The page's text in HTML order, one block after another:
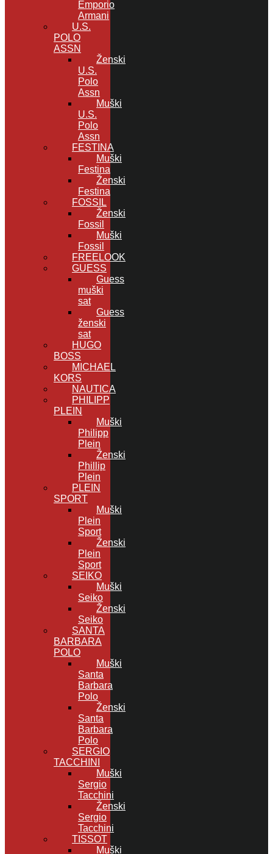
Emporio
Armani
U.S.
POLO
ASSN
Ženski
U.S.
Polo
Assn
Muški
U.S.
Polo
Assn
FESTINA
Muški
Festina
Ženski
Festina
FOSSIL
Ženski
Fossil
Muški
Fossil
FREELOOK
GUESS
Guess
muški
sat
Guess
ženski
sat
HUGO
BOSS
MICHAEL
KORS
NAUTICA
PHILIPP
PLEIN
Muški
Philipp
Plein
Ženski
Phillip
Plein
PLEIN
SPORT
Muški
Plein
Sport
Ženski
Plein
Sport
SEIKO
Muški
Seiko
Ženski
Seiko
SANTA
BARBARA
POLO
Muški
Santa
Barbara
Polo
Ženski
Santa
Barbara
Polo
SERGIO
TACCHINI
Muški
Sergio
Tacchini
Ženski
Sergio
Tacchini
TISSOT
Muški